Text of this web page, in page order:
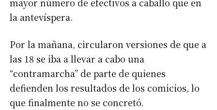
mayor número de efectivos a caballo que en
la antevíspera.
Por la mañana, circularon versiones de que a
las 18 se iba a llevar a cabo una
“contramarcha” de parte de quienes
defienden los resultados de los comicios, lo
que finalmente no se concretó.